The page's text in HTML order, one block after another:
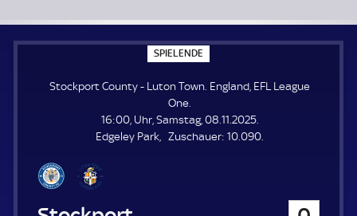
SPIELENDE
P
E
N
E
Stockport County - Luton Town. England, EFL League
One.
16:00, Uhr, Samstag, 08.11.2025.
Edgeley Park
Zuschauer: Z
10.090.